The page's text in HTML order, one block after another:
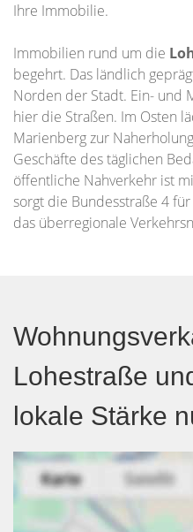
Ihre Immobilie.
Immobilien rund um die
begehrt. Das ländlich
Norden der Stadt. Ein- und
hier die Straßen. Im Osten
Marienberg zur
Geschäfte des täglichen
öffentliche Nahverkehr ist
sorgt die Bundesstraße 4
das überregionale
Lohestraße
lokale Stärke